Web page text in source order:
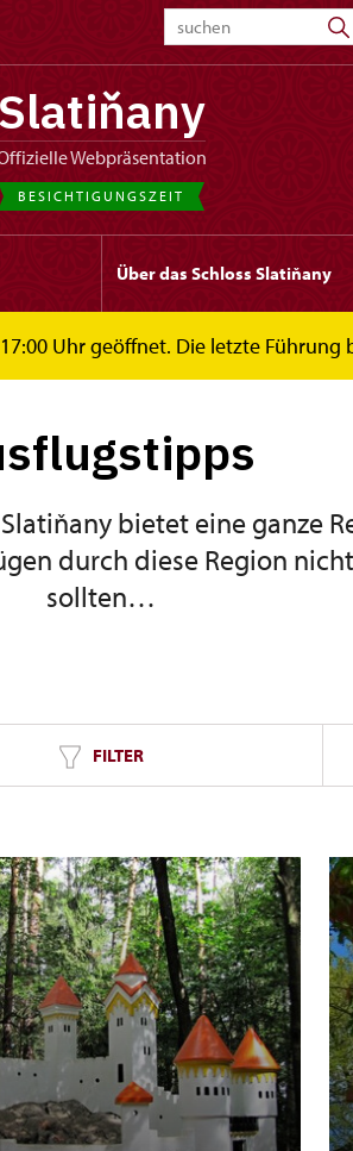
Slatiňany
offizielle Webpräsentation
BESICHTIGUNGSZEIT
Über das Schloss Slatiňany
Uhr geöffnet. Die letzte Führung
bietet eine ganze
durch diese Region
sollten…
FILTER